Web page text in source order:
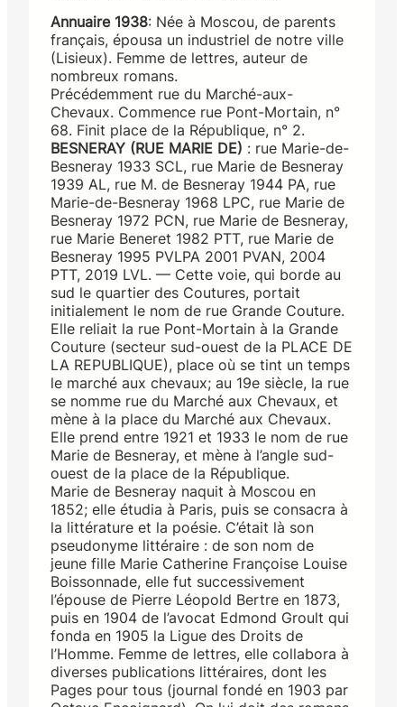
Annuaire 1938: Née à Moscou, de parents
français, épousa un industriel de notre ville
(Lisieux). Femme de lettres, auteur de
nombreux romans.
Précédemment rue du Marché-aux-
Chevaux. Commence rue Pont-Mortain, n°
68. Finit place de la République, n° 2.
BESNERAY (RUE MARIE DE) : rue Marie-de-
Besneray 1933 SCL, rue Marie de Besneray
1939 AL, rue M. de Besneray 1944 PA, rue
Marie-de-Besneray 1968 LPC, rue Marie de
Besneray 1972 PCN, rue Marie de Besneray,
rue Marie Beneret 1982 PTT, rue Marie de
Besneray 1995 PVLPA 2001 PVAN, 2004
PTT, 2019 LVL. — Cette voie, qui borde au
sud le quartier des Coutures, portait
initialement le nom de rue Grande Couture.
Elle reliait la rue Pont-Mortain à la Grande
Couture (secteur sud-ouest de la PLACE DE
LA REPUBLIQUE), place où se tint un temps
le marché aux chevaux; au 19e siècle, la rue
se nomme rue du Marché aux Chevaux, et
mène à la place du Marché aux Chevaux.
Elle prend entre 1921 et 1933 le nom de rue
Marie de Besneray, et mène à l’angle sud-
ouest de la place de la République.
Marie de Besneray naquit à Moscou en
1852; elle étudia à Paris, puis se consacra à
la littérature et la poésie. C’était là son
pseudonyme littéraire : de son nom de
jeune fille Marie Catherine Françoise Louise
Boissonnade, elle fut successivement
l’épouse de Pierre Léopold Bertre en 1873,
puis en 1904 de l’avocat Edmond Groult qui
fonda en 1905 la Ligue des Droits de
l’Homme. Femme de lettres, elle collabora à
diverses publications littéraires, dont les
Pages pour tous (journal fondé en 1903 par